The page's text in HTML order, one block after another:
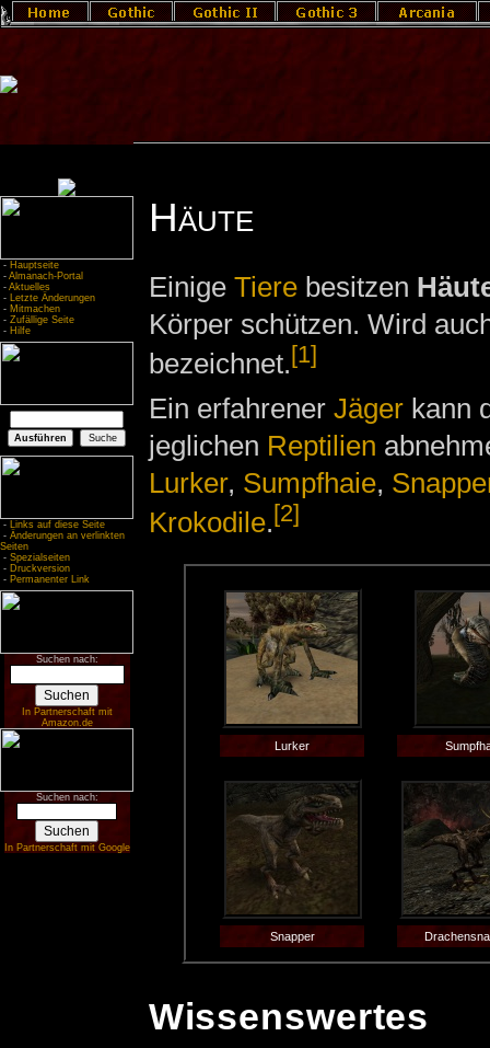
- Hauptseite
- Almanach-Portal
- Aktuelles
- Letzte Änderungen
- Mitmachen
- Zufällige Seite
- Hilfe
- Links auf diese Seite
- Änderungen an verlinkten
Seiten
- Spezialseiten
- Druckversion
- Permanenter Link
Suchen nach:
In Partnerschaft mit
Amazon.de
Suchen nach:
In Partnerschaft mit Google
Häute
Einige Tierebesitzen
Körper schützen. Wird
bezeichnet. [1]
Ein erfahrener Jägerkann
jeglichen Reptilien
Lurker, Sumpfhaie,
Krokodile.[2]
Lurker
Snapper
Wissenswertes